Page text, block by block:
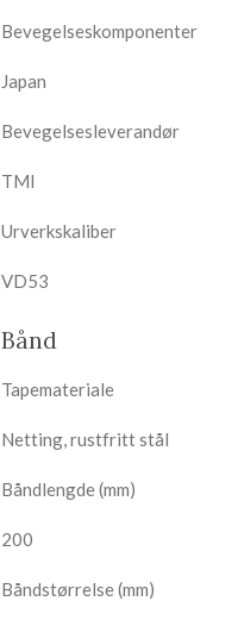
Bevegelseskomponenter
Japan
Bevegelsesleverandør
TMI
Urverkskaliber
VD53
Bånd
Tapemateriale
Netting, rustfritt stål
Båndlengde (mm)
200
Båndstørrelse (mm)